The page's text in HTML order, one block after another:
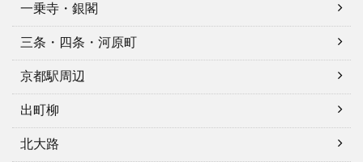
一乗寺・銀閣
三条・四条・河原町
京都駅周辺
出町柳
北大路